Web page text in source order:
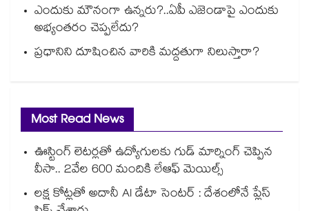
ఎందుకు మౌనంగా ఉన్నరు?..ఏపీ ఎజెండాపై ఎందుకు
అభ్యంతరం చెప్పలేదు?
ప్రధానిని దూషించిన వారికి మద్దతుగా నిలుస్తారా?
Most Read News
ఊస్టింగ్ లెటర్లతో ఉద్యోగులకు గుడ్ మార్నింగ్ చెప్పిన
వీసా.. 2వేల 600 మందికి లేఆఫ్ మెయిల్స్
లక్ష కోట్లతో అదానీ AI డేటా సెంటర్ : దేశంలోనే ప్లేస్